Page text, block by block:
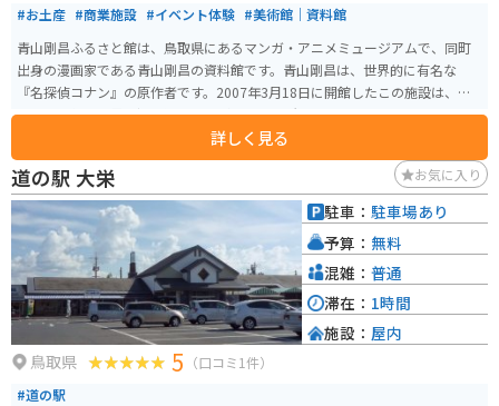
#お土産 #商業施設 #イベント体験 #美術館｜資料館
青山剛昌ふるさと館は、鳥取県にあるマンガ・アニメミュージアムで、同町
出身の漫画家である青山剛昌の資料館です。青山剛昌は、世界的に有名な
『名探偵コナン』の原作者です。2007年3月18日に開館したこの施設は、青
山剛昌の作品世界を深く知ることができる場所として、多くのファンに愛さ
山剛昌の作品に関する原画や資料が展示されており、創作活動の軌跡をたど
ることができます。イベントも多々開催されており。いつ行っても楽します。
ここ限定のグッズも販売されており、 名探偵コナンが好きな人にはたまらな
いスポットです 施設は道の駅大栄に隣接しており、アクセスも便利です。営
業時間は9:30から17:30までで、年中無休で運営されています。入館料は大人
700円、中学生・高校生500円です。
詳しく見る
道の駅 大栄 お気に入り
鳥取県 5 （口コミ1件）
#道の駅
駐車： 駐車場あり
予算： 無料
混雑： 普通
滞在： 1時間
施設： 屋内